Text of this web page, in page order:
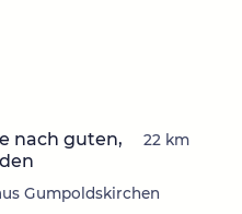
nach guten,
Gumpoldskirchen
22 km